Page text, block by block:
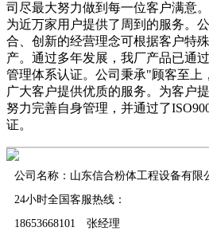
司尽最大努力做到每一位客户满意
为近万家用户提供了周到的服务。
合、创新的经营理念可根据客户特
产。通过多年发展，我厂产品已通
管理体系认证。公司秉承"顾客至上
广大客户提供优质的服务。为客户
努力完善自身管理，并通过了
证。
公司名称：山东信合粉体工程设备有限
24小时全国客服热线：
18653668101 张经理